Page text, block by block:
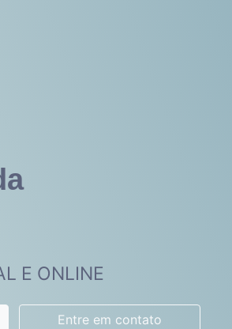
E ONLINE
Entre em contato